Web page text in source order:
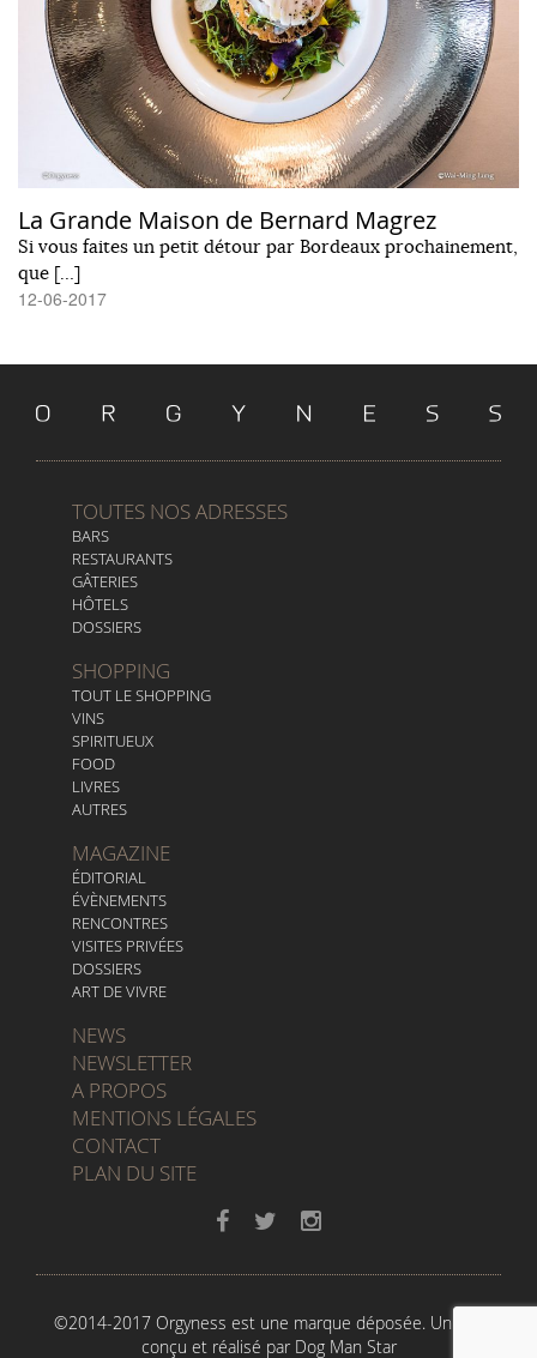
La Grande Maison de Bernard Magrez
Si vous faites un petit détour par Bordeaux prochainement,
que […]
12-06-2017
TOUTES NOS ADRESSES
BARS
RESTAURANTS
GÂTERIES
HÔTELS
DOSSIERS
SHOPPING
TOUT LE SHOPPING
VINS
SPIRITUEUX
FOOD
LIVRES
AUTRES
MAGAZINE
ÉDITORIAL
ÉVÈNEMENTS
RENCONTRES
VISITES PRIVÉES
DOSSIERS
ART DE VIVRE
NEWS
NEWSLETTER
A PROPOS
MENTIONS LÉGALES
CONTACT
PLAN DU SITE
©2014-2017 Orgyness est une marque déposée. Un site
conçu et réalisé par Dog Man Star